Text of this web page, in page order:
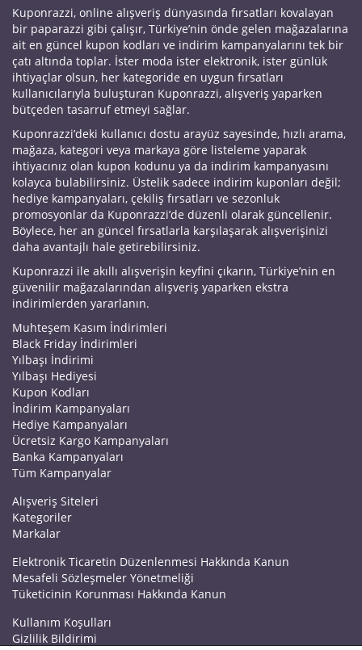
Kuponrazzi, online alışveriş dünyasında fırsatları kovalayan
bir paparazzi gibi çalışır, Türkiye’nin önde gelen mağazalarına
ait en güncel kupon kodları ve indirim kampanyalarını tek bir
çatı altında toplar. İster moda ister elektronik, ister günlük
ihtiyaçlar olsun, her kategoride en uygun fırsatları
kullanıcılarıyla buluşturan Kuponrazzi, alışveriş yaparken
bütçeden tasarruf etmeyi sağlar.
Kuponrazzi’deki kullanıcı dostu arayüz sayesinde, hızlı arama,
mağaza, kategori veya markaya göre listeleme yaparak
ihtiyacınız olan kupon kodunu ya da indirim kampanyasını
kolayca bulabilirsiniz. Üstelik sadece indirim kuponları değil;
hediye kampanyaları, çekiliş fırsatları ve sezonluk
promosyonlar da Kuponrazzi’de düzenli olarak güncellenir.
Böylece, her an güncel fırsatlarla karşılaşarak alışverişinizi
daha avantajlı hale getirebilirsiniz.
Kuponrazzi ile akıllı alışverişin keyfini çıkarın, Türkiye’nin en
güvenilir mağazalarından alışveriş yaparken ekstra
indirimlerden yararlanın.
Muhteşem Kasım İndirimleri
Black Friday İndirimleri
Yılbaşı İndirimi
Yılbaşı Hediyesi
Kupon Kodları
İndirim Kampanyaları
Hediye Kampanyaları
Ücretsiz Kargo Kampanyaları
Banka Kampanyaları
Tüm Kampanyalar
Alışveriş Siteleri
Kategoriler
Markalar
Elektronik Ticaretin Düzenlenmesi Hakkında Kanun
Mesafeli Sözleşmeler Yönetmeliği
Tüketicinin Korunması Hakkında Kanun
Kullanım Koşulları
Gizlilik Bildirimi